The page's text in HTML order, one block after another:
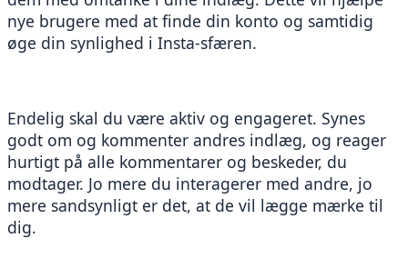
nye brugere med at finde din konto og samtidig
øge din synlighed i Insta-sfæren.
Endelig skal du være aktiv og engageret. Synes
godt om og kommenter andres indlæg, og reager
hurtigt på alle kommentarer og beskeder, du
modtager. Jo mere du interagerer med andre, jo
mere sandsynligt er det, at de vil lægge mærke til
dig.